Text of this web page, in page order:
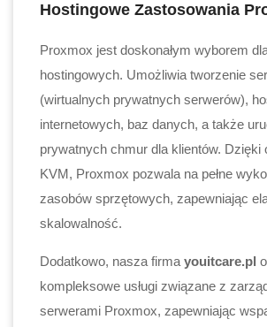
Hostingowe Zastosowania
Proxmox jest doskonałym wyborem
hostingowych. Umożliwia tworzenie
(wirtualnych prywatnych serwerów),
internetowych, baz danych, a także
prywatnych chmur dla klientów. Dzięki
KVM, Proxmox pozwala na pełne
zasobów sprzętowych, zapewniając
skalowalność.
Dodatkowo, nasza firma youitcare.pl
kompleksowe usługi związane z
serwerami Proxmox, zapewniając